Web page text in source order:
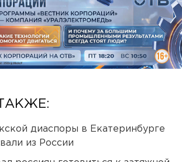
диаспоры в Екатеринбурге
из России